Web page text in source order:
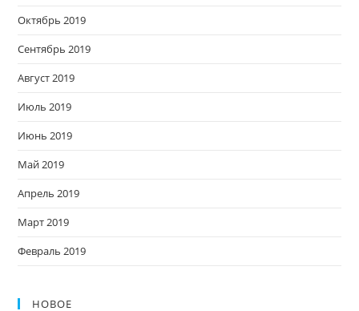
Октябрь 2019
Сентябрь 2019
Август 2019
Июль 2019
Июнь 2019
Май 2019
Апрель 2019
Март 2019
Февраль 2019
НОВОЕ